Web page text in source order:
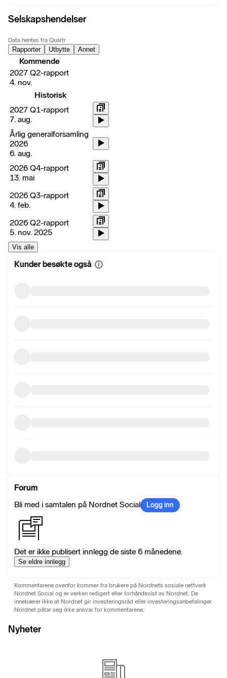
Selskapshendelser
Data hentes fra Quartr
Rapporter Utbytte Annet
Kommende
2027 Q2-rapport
4. nov.
Historisk
2027 Q1-rapport
7. aug.
Årlig generalforsamling
2026
6. aug.
2026 Q4-rapport
13. mai
2026 Q3-rapport
4. feb.
2026 Q2-rapport
5. nov. 2025
Vis alle
Kunder besøkte også Vis
Forum
Bli med i samtalen på Nordnet Social
Logg inn
Det er ikke publisert innlegg de siste 6 månedene.
Se eldre innlegg
Kommentarene ovenfor kommer fra brukere på Nordnets sosiale nettverk
Nordnet Social og er verken redigert eller forhåndsvist av Nordnet. De
innebærer ikke at Nordnet gir investeringsråd eller investeringsanbefalinger.
Nordnet påtar seg ikke ansvar for kommentarene.
Nyheter